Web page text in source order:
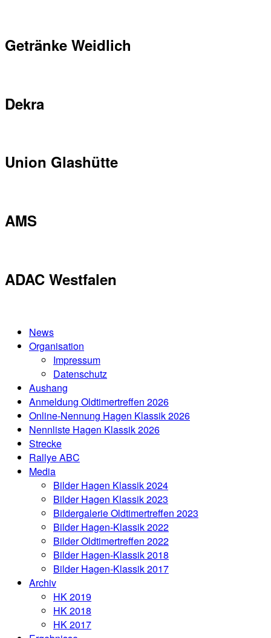
Getränke Weidlich
Dekra
Union Glashütte
AMS
ADAC Westfalen
News
Organisation
Impressum
Datenschutz
Aushang
Anmeldung Oldtimertreffen 2026
Online-Nennung Hagen Klassik 2026
Nennliste Hagen Klassik 2026
Strecke
Rallye ABC
Media
Bilder Hagen Klassik 2024
Bilder Hagen Klassik 2023
Bildergalerie Oldtimertreffen 2023
Bilder Hagen-Klassik 2022
Bilder Oldtimertreffen 2022
Bilder Hagen-Klassik 2018
Bilder Hagen-Klassik 2017
Archiv
HK 2019
HK 2018
HK 2017